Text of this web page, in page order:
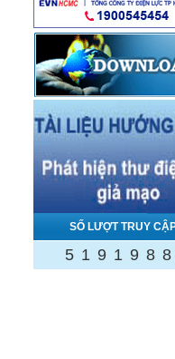
SỐ LƯỢT TRUY
5 1 9 1 9 8 8